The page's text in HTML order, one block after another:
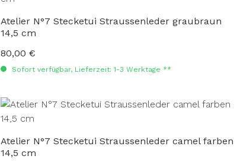
Atelier N°7 Stecketui Straussenleder graubraun
14,5 cm
Regulärer Preis:
80,00 €
Sofort verfügbar, Lieferzeit: 1-3 Werktage **
Atelier N°7 Stecketui Straussenleder camel farben
14,5 cm